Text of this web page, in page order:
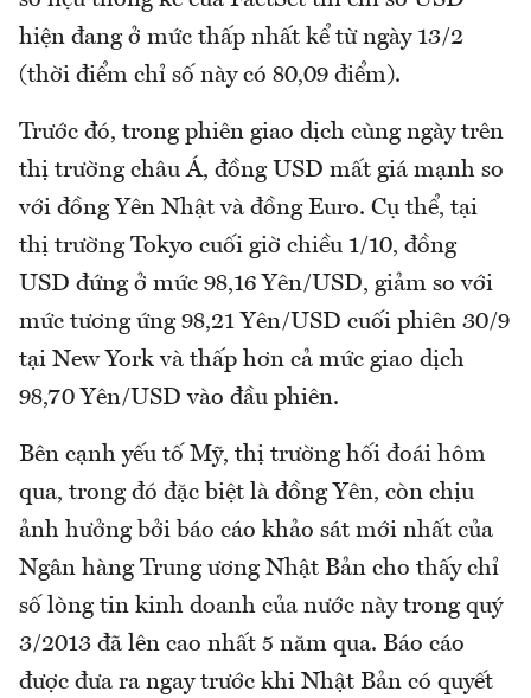
hiện đang ở mức thấp nhất kể từ ngày 13/2
(thời điểm chỉ số này có 80,09 điểm).
Trước đó, trong phiên giao dịch cùng ngày trên
thị trường châu Á, đồng USD mất giá mạnh so
với đồng Yên Nhật và đồng Euro. Cụ thể, tại
thị trường Tokyo cuối giờ chiều 1/10, đồng
USD đứng ở mức 98,16 Yên/USD, giảm so với
mức tương ứng 98,21 Yên/USD cuối phiên 30/9
tại New York và thấp hơn cả mức giao dịch
98,70 Yên/USD vào đầu phiên.
Bên cạnh yếu tố Mỹ, thị trường hối đoái hôm
qua, trong đó đặc biệt là đồng Yên, còn chịu
ảnh hưởng bởi báo cáo khảo sát mới nhất của
Ngân hàng Trung ương Nhật Bản cho thấy chỉ
số lòng tin kinh doanh của nước này trong quý
3/2013 đã lên cao nhất 5 năm qua. Báo cáo
được đưa ra ngay trước khi Nhật Bản có quyết